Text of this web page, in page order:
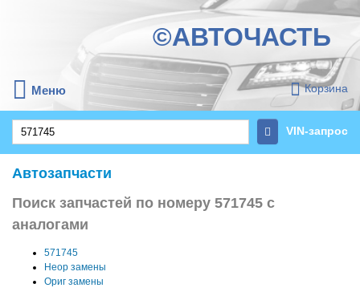
©АВТОЧАСТЬ
Меню Корзина
VIN-запрос
Автозапчасти
Поиск запчастей по номеру 571745 с
аналогами
571745
Неор замены
Ориг замены